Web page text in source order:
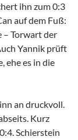
ihn zum 0:3
auf dem Fuß:
– Torwart der
Yannik prüft
ehe es in die
an druckvoll.
Kurz
Schierstein